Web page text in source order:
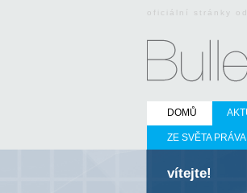
oficiální stránky
DOMŮ
ZE SVĚTA PRÁVA
vítejte!